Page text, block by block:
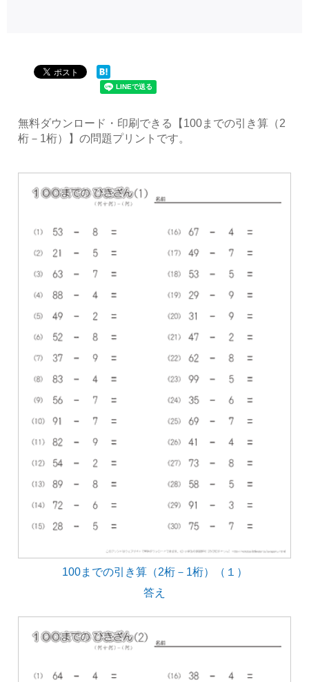
無料ダウンロード・印刷できる【100までの引き算（2
桁－1桁）】の問題プリントです。
100までの引き算（2桁－1桁）（１）
答え